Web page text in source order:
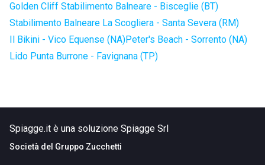
Golden Cliff Stabilimento Balneare - Bisceglie (BT)
Stabilimento Balneare La Scogliera - Santa Severa (RM)
Il Bikini - Vico Equense (NA)Peter's Beach - Sorrento (NA)
Lido Punta Burrone - Favignana (TP)
Spiagge.it è una soluzione Spiagge Srl
Società del Gruppo Zucchetti